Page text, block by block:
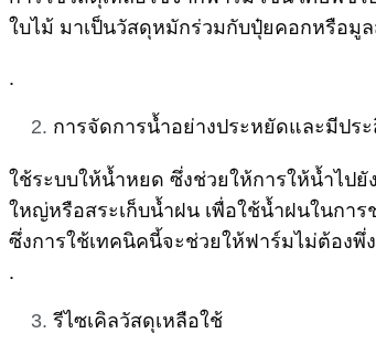
ใบไม้ มาเป็นวัสดุหมักร่วมกับปุ๋ยคอกหรือมู
.
การจัดการน้ำอย่างประหยัดและมีปร
ใช้ระบบให้น้ำหยด ซึ่งช่วยให้การให้น้ำไป
ใหญ่หรือสระเก็บน้ำฝน เพื่อใช้น้ำฝนในกา
ซึ่งการใช้เทคนิคนี้จะช่วยให้ฟาร์มไม่ต้อง
.
รีไซเคิลวัสดุเหลือใช้